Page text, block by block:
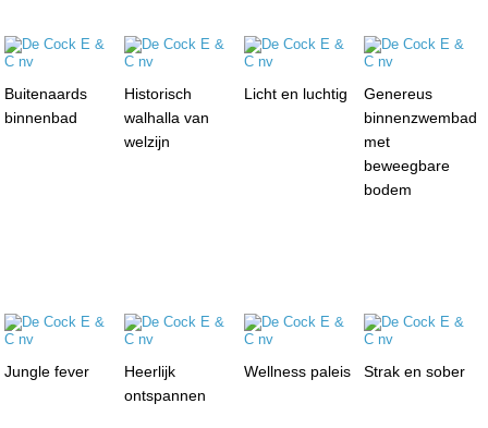
Buitenaards
binnenbad
Historisch
walhalla van
welzijn
Licht en luchtig
Genereus
binnenzwembad
met
beweegbare
bodem
Jungle fever
Heerlijk
ontspannen
Wellness paleis Strak en sober